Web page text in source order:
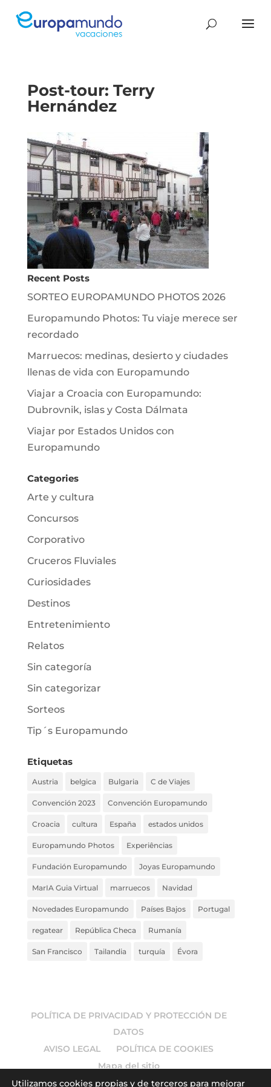
Post-tour: Terry
Hernández
Recent Posts
SORTEO EUROPAMUNDO PHOTOS 2026
Europamundo Photos: Tu viaje merece ser
recordado
Marruecos: medinas, desierto y ciudades
llenas de vida con Europamundo
Viajar a Croacia con Europamundo:
Dubrovnik, islas y Costa Dálmata
Viajar por Estados Unidos con
Europamundo
Categories
Arte y cultura
Concursos
Corporativo
Cruceros Fluviales
Curiosidades
Destinos
Entretenimiento
Relatos
Sin categoría
Sin categorizar
Sorteos
Tip´s Europamundo
Etiquetas
Austria belgica Bulgaria C de Viajes
Convención 2023 Convención Europamundo
Croacia cultura España estados unidos
Europamundo Photos Experiências
Fundación Europamundo Joyas Europamundo
MarIA Guia Virtual marruecos Navidad
Novedades Europamundo Países Bajos Portugal
regatear República Checa Rumanía
San Francisco Tailandia turquía Évora
POLÍTICA DE PRIVACIDAD Y PROTECCIÓN DE
DATOS
AVISO LEGAL
POLÍTICA DE COOKIES
Mapa del sitio
Utilizamos cookies propias y de terceros para mejorar